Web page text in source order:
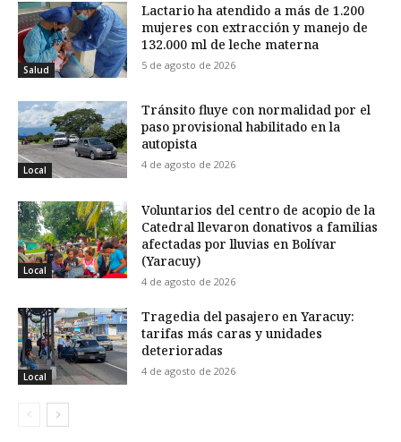
Salud
Lactario ha atendido a más de 1.200
mujeres con extracción y manejo de
132.000 ml de leche materna
5 de agosto de 2026
Local
Tránsito fluye con normalidad por el
paso provisional habilitado en la
autopista
4 de agosto de 2026
Local
Voluntarios del centro de acopio de la
Catedral llevaron donativos a familias
afectadas por lluvias en Bolívar
(Yaracuy)
4 de agosto de 2026
Local
Tragedia del pasajero en Yaracuy:
tarifas más caras y unidades
deterioradas
4 de agosto de 2026